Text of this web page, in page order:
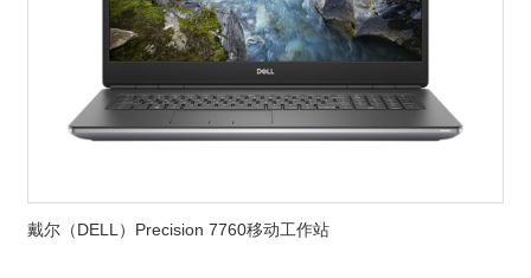
戴尔（DELL）Precision 7760移动工作站